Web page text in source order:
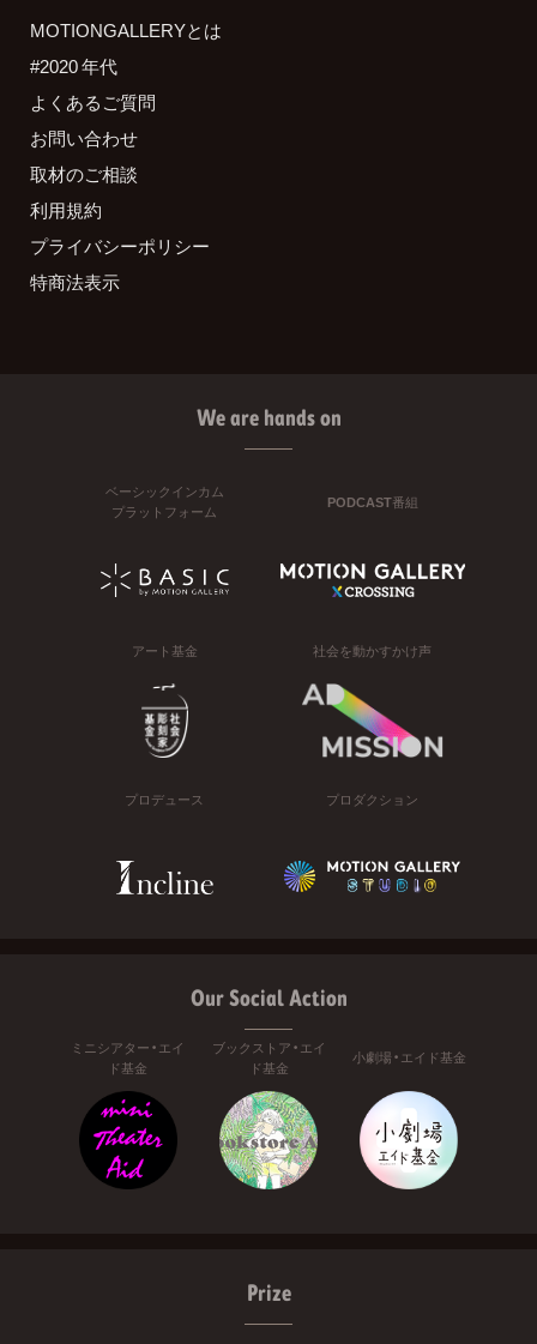
MOTIONGALLERYとは
#2020 年代
よくあるご質問
お問い合わせ
取材のご相談
利用規約
プライバシーポリシー
特商法表示
We are hands on
ベーシックインカム
プラットフォーム
PODCAST番組
アート基金 社会を動かすかけ声
プロデュース プロダクション
Our Social Action
ミニシアター・エイ
ド基金
ブックストア・エイ
ド基金
小劇場・エイド基金
Prize